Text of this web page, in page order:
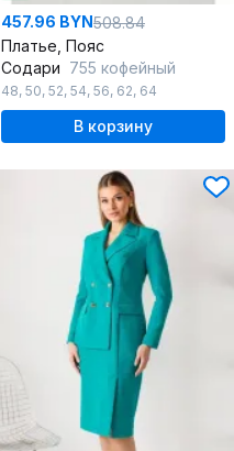
457.96 BYN508.84
Платье, Пояс
Содари 755 кофейный
48, 50, 52, 54, 56, 62, 64
В корзину